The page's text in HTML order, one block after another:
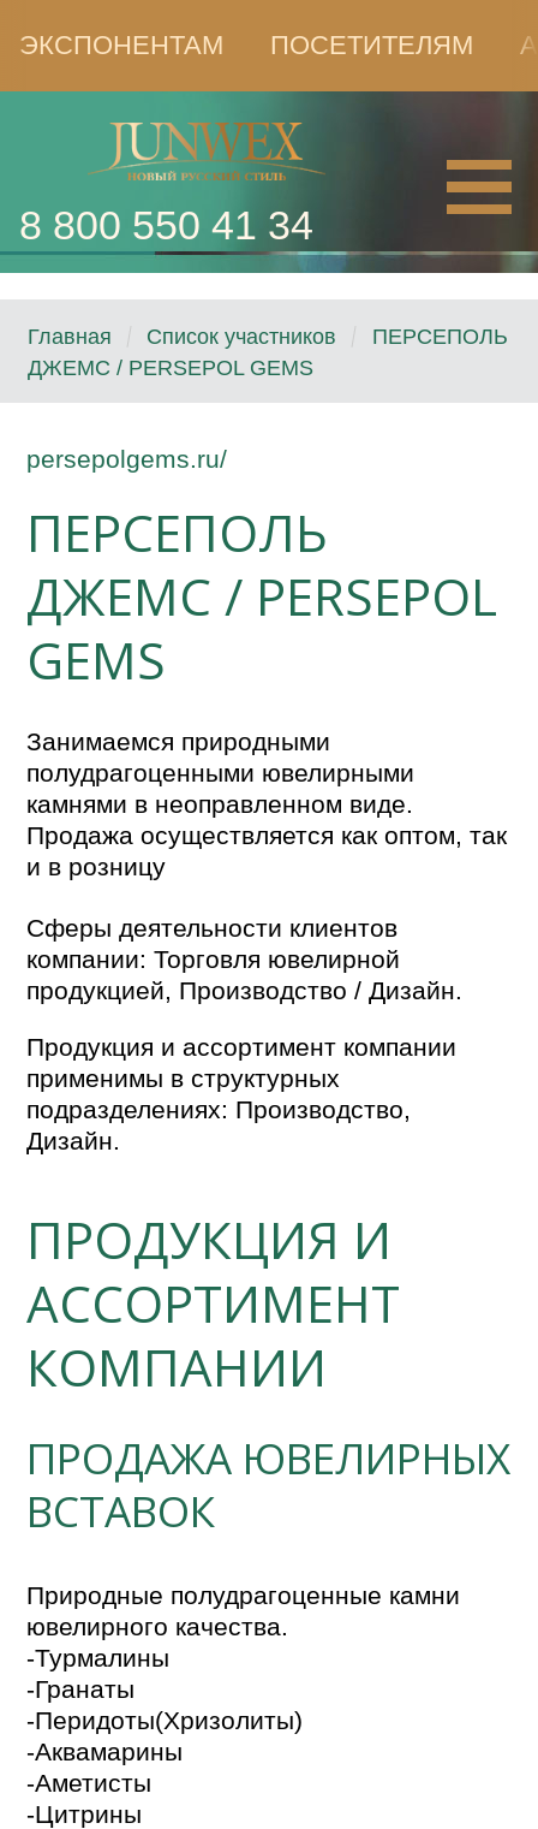
ЭКСПОНЕНТАМ ПОСЕТИТЕЛЯМ
8 800 550 41 34
Главная Список участников
ПЕРСЕПОЛЬ
ДЖЕМС / PERSEPOL GEMS
persepolgems.ru/
ПЕРСЕПОЛЬ
ДЖЕМС / PERSEPOL
GEMS
Занимаемся природными
полудрагоценными ювелирными
камнями в неоправленном виде.
Продажа осуществляется как оптом, так
и в розницу
Сферы деятельности клиентов
компании: Торговля ювелирной
продукцией, Производство / Дизайн.
Продукция и ассортимент компании
применимы в структурных
подразделениях: Производство,
Дизайн.
ПРОДУКЦИЯ И
АССОРТИМЕНТ
КОМПАНИИ
ПРОДАЖА ЮВЕЛИРНЫХ
ВСТАВОК
Природные полудрагоценные камни
ювелирного качества.
-Турмалины
-Гранаты
-Перидоты(Хризолиты)
-Аквамарины
-Аметисты
-Цитрины